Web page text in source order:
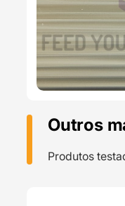
Outros
Produtos